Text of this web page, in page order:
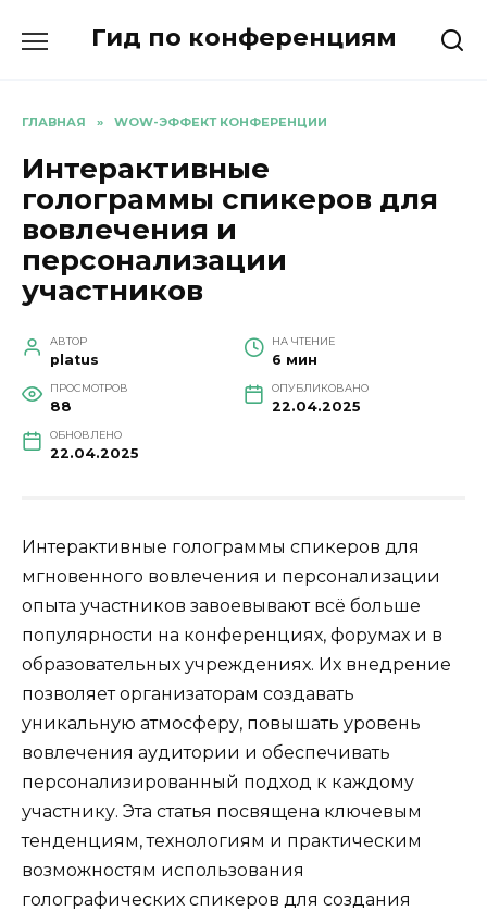
Гид по конференциям
ГЛАВНАЯ » WOW-ЭФФЕКТ КОНФЕРЕНЦИИ
Интерактивные
голограммы спикеров для
вовлечения и
персонализации
участников
АВТОР
platus
НА ЧТЕНИЕ
6 мин
ПРОСМОТРОВ
88
ОПУБЛИКОВАНО
22.04.2025
ОБНОВЛЕНО
22.04.2025
Интерактивные голограммы спикеров для
мгновенного вовлечения и персонализации
опыта участников завоевывают всё больше
популярности на конференциях, форумах и в
образовательных учреждениях. Их внедрение
позволяет организаторам создавать
уникальную атмосферу, повышать уровень
вовлечения аудитории и обеспечивать
персонализированный подход к каждому
участнику. Эта статья посвящена ключевым
тенденциям, технологиям и практическим
возможностям использования
голографических спикеров для создания